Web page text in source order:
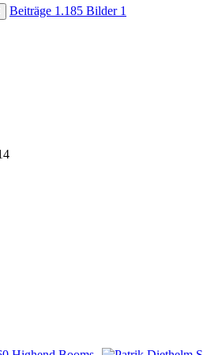
Beiträge 1.185 Bilder 1